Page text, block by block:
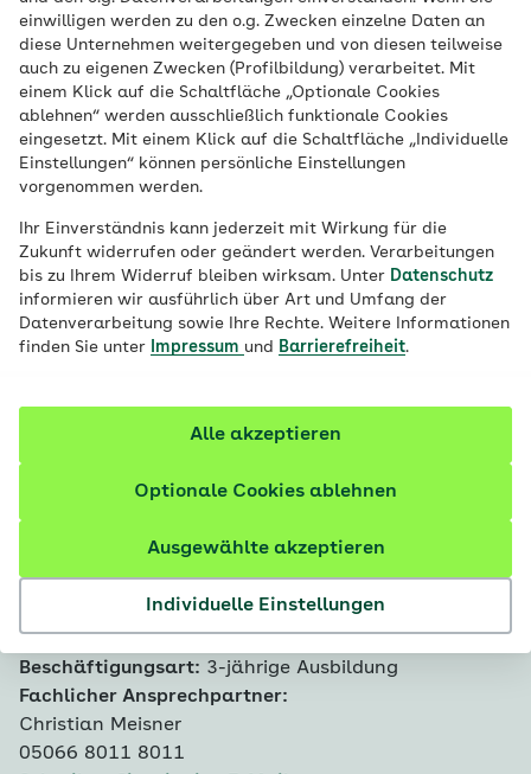
einwilligen werden zu den o.g. Zwecken einzelne Daten an
diese Unternehmen weitergegeben und von diesen teilweise
auch zu eigenen Zwecken (Profilbildung) verarbeitet. Mit
einem Klick auf die Schaltfläche „Optionale Cookies
ablehnen“ werden ausschließlich funktionale Cookies
eingesetzt. Mit einem Klick auf die Schaltfläche „Individuelle
Einstellungen“ können persönliche Einstellungen
vorgenommen werden.
Ihr Einverständnis kann jederzeit mit Wirkung für die
Zukunft widerrufen oder geändert werden. Verarbeitungen
bis zu Ihrem Widerruf bleiben wirksam. Unter Datenschutz
informieren wir ausführlich über Art und Umfang der
Datenverarbeitung sowie Ihre Rechte. Weitere Informationen
finden Sie unter
Impressum und Barrierefreiheit.
Individuelle Einstellungen
Ausgewählte akzeptieren
Optionale Cookies ablehnen
Alle akzeptieren
Ausbildungsbeginn: 31.07.2027
Jetzt bewerben
Arbeitgeber/-in:
Gifhorn
Bewerbungsfrist: 30.11.2026
Ausbildungsbeginn: 31.07.2027
Fachgebiet: Ausbildung
Beschäftigungsart: 3-jährige Ausbildung
Fachlicher Ansprechpartner:
Christian Meisner
05066 8011 8011